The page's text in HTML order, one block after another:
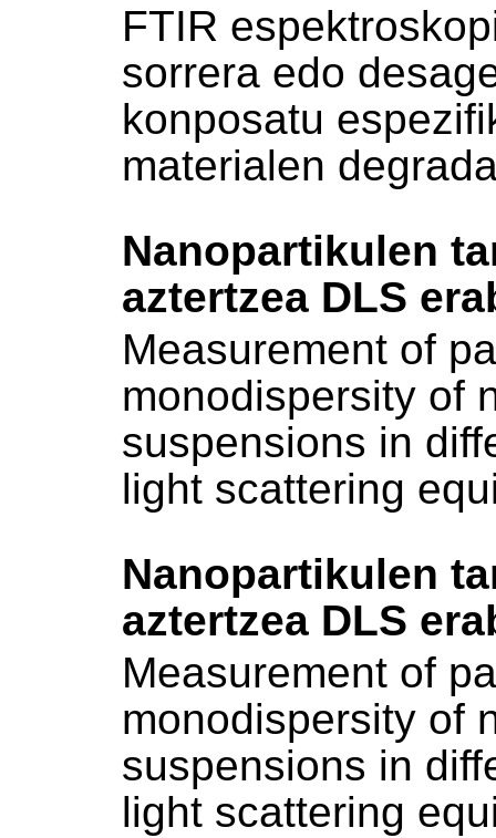
FTIR
sorrera edo
konposatu
materialen
Nanopartikulen
aztertzea DLS
Measurement of
monodispersity of
suspensions in
light scattering
Nanopartikulen
aztertzea DLS
Measurement of
monodispersity of
suspensions in
light scattering